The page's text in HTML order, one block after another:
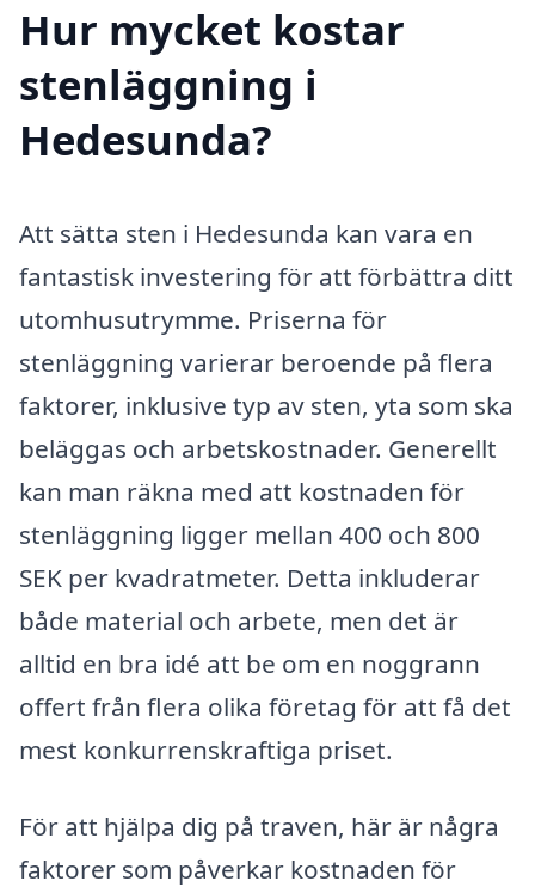
Hur mycket kostar
stenläggning i
Hedesunda?
Att sätta sten i Hedesunda kan vara en
fantastisk investering för att förbättra ditt
utomhusutrymme. Priserna för
stenläggning varierar beroende på flera
faktorer, inklusive typ av sten, yta som ska
beläggas och arbetskostnader. Generellt
kan man räkna med att kostnaden för
stenläggning ligger mellan 400 och 800
SEK per kvadratmeter. Detta inkluderar
både material och arbete, men det är
alltid en bra idé att be om en noggrann
offert från flera olika företag för att få det
mest konkurrenskraftiga priset.
För att hjälpa dig på traven, här är några
faktorer som påverkar kostnaden för